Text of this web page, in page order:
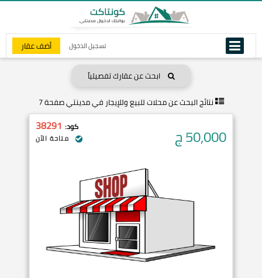
تسجيل الدخول أضف عقار
ابحث عن عقارك تفصيلياً
نتائج البحث عنمحلات للبيع وللإيجار في مدينتي صفحة 7
50,000ج كود: 38291
متاحة الآن